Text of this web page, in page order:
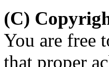
(C)
You are free
that proper